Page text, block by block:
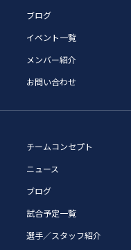
ブログ
イベント一覧
メンバー紹介
お問い合わせ
チームコンセプト
ニュース
ブログ
試合予定一覧
選手／スタッフ紹介